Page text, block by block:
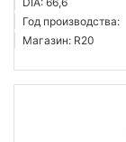
Год производства:
Магазин: R20